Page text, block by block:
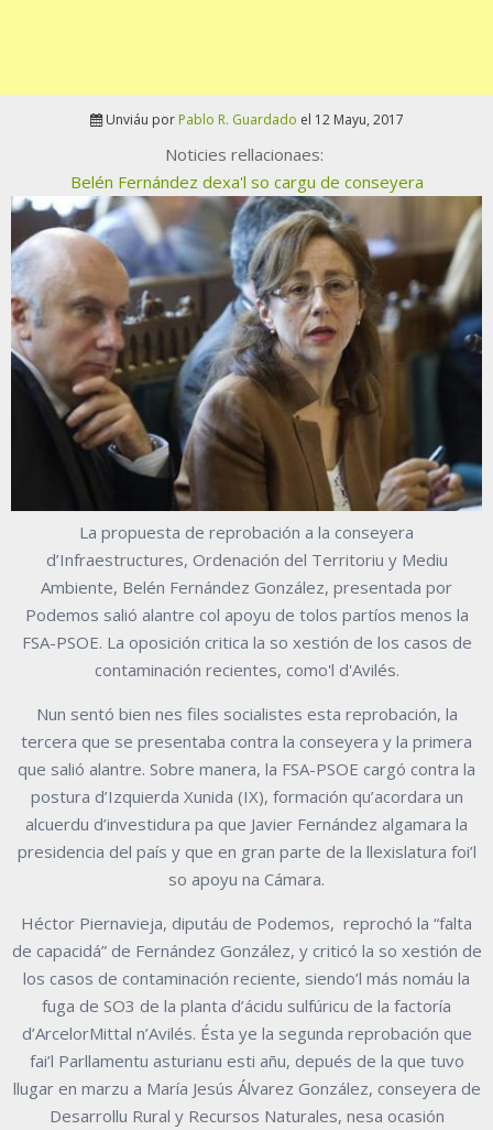
Unviáu por Pablo R. Guardado el 12 Mayu, 2017
Noticies rellacionaes:
Belén Fernández dexa'l so cargu de conseyera
La propuesta de reprobación a la conseyera
d’Infraestructures, Ordenación del Territoriu y Mediu
Ambiente, Belén Fernández González, presentada por
Podemos salió alantre col apoyu de tolos partíos menos la
FSA-PSOE. La oposición critica la so xestión de los casos de
contaminación recientes, como'l d'Avilés.
Nun sentó bien nes files socialistes esta reprobación, la
tercera que se presentaba contra la conseyera y la primera
que salió alantre. Sobre manera, la FSA-PSOE cargó contra la
postura d’Izquierda Xunida (IX), formación qu’acordara un
alcuerdu d’investidura pa que Javier Fernández algamara la
presidencia del país y que en gran parte de la llexislatura foi’l
so apoyu na Cámara.
Héctor Piernavieja, diputáu de Podemos, reprochó la “falta
de capacidá” de Fernández González, y criticó la so xestión de
los casos de contaminación reciente, siendo’l más nomáu la
fuga de SO3 de la planta d’ácidu sulfúricu de la factoría
d’ArcelorMittal n’Avilés. Ésta ye la segunda reprobación que
fai’l Parllamentu asturianu esti añu, depués de la que tuvo
llugar en marzu a María Jesús Álvarez González, conseyera de
Desarrollu Rural y Recursos Naturales, nesa ocasión